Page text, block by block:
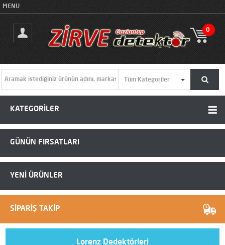
MENU
0
KATEGORİLER
GÜNÜN FIRSATLARI
YENİ ÜRÜNLER
SİPARİŞ TAKİP
Lorenz Dedektörleri